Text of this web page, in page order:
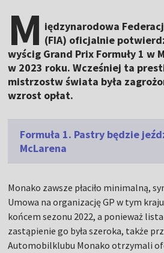
M iędzynarodowa
(FIA) oficjalnie
wyścig Grand Prix Formuły 1 w
w 2023 roku. Wcześniej ta
mistrzostw świata była
wzrost opłat.
Formuła 1. Pastry będzie
McLarena
Monako zawsze płaciło minimalną,
Umowa na organizację GP w tym
końcem sezonu 2022, a ponieważ
zastąpienie go była szeroka, także
Automobilklubu Monako otrzymali